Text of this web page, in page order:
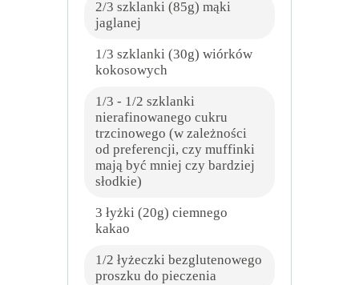
2/3 szklanki (85g) mąki
jaglanej
1/3 szklanki (30g) wiórków
kokosowych
1/3 - 1/2 szklanki
nierafinowanego cukru
trzcinowego (w zależności
od preferencji, czy muffinki
mają być mniej czy bardziej
słodkie)
3 łyżki (20g) ciemnego
kakao
1/2 łyżeczki bezglutenowego
proszku do pieczenia